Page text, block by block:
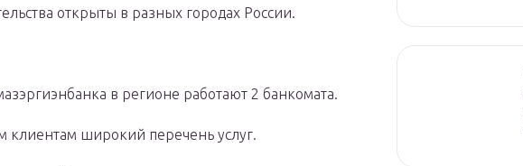
открыты в разных городах России.
в регионе работают 2 банкомата.
клиентам широкий перечень услуг.